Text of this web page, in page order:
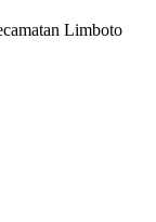
Limboto